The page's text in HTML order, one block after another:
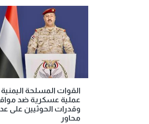
القوات المسلحة اليمنية
عملية عسكرية ضد
وقدرات الحوثيين على
محاور